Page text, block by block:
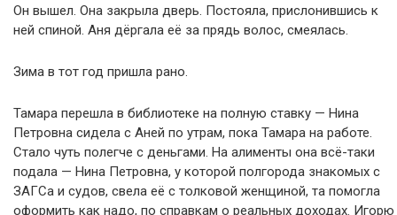
Он вышел. Она закрыла дверь. Постояла, прислонившись к
ней спиной. Аня дёргала её за прядь волос, смеялась.
Зима в тот год пришла рано.
Тамара перешла в библиотеке на полную ставку — Нина
Петровна сидела с Аней по утрам, пока Тамара на работе.
Стало чуть полегче с деньгами. На алименты она всё-таки
подала — Нина Петровна, у которой полгорода знакомых с
ЗАГСа и судов, свела её с толковой женщиной, та помогла
оформить как надо, по справкам о реальных доходах. Игорю